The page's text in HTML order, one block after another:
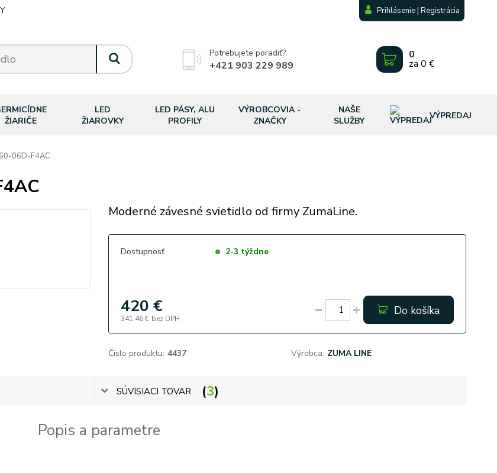
Prihlásenie | Registrácia
Potrebujete poradiť?
+421 903 229 989
0
za 0 €
ŽIARIČE
LED
ŽIAROVKY
LED PÁSY, ALU
PROFILY
VÝROBCOVIA -
ZNAČKY
NAŠE
SLUŽBY
VÝPREDAJ
06D-F4AC
Moderné závesné svietidlo od firmy ZumaLine.
Dostupnosť 2-3 týždne
420 €
341,46 € bez DPH
Do košíka
Číslo produktu: 4437 Výrobca: ZUMA LINE
SÚVISIACI TOVAR 3
Popis a parametre